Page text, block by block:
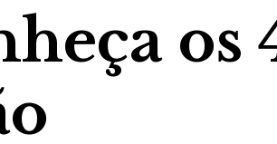
os